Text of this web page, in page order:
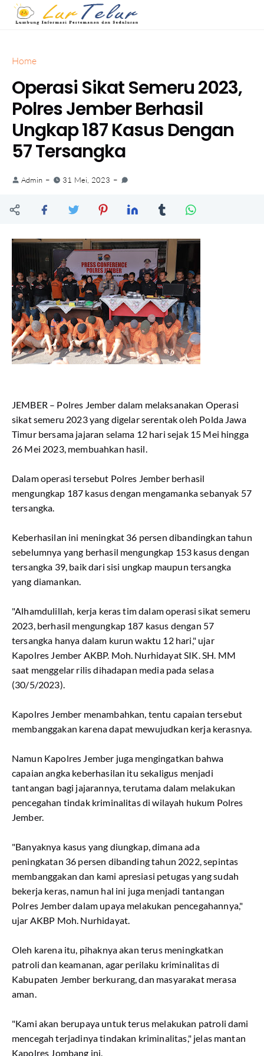
Home
Operasi Sikat Semeru 2023,
Polres Jember Berhasil
Ungkap 187 Kasus Dengan
57 Tersangka
Admin 31 Mei, 2023
JEMBER – Polres Jember dalam melaksanakan Operasi
sikat semeru 2023 yang digelar serentak oleh Polda Jawa
Timur bersama jajaran selama 12 hari sejak 15 Mei hingga
26 Mei 2023, membuahkan hasil.
Dalam operasi tersebut Polres Jember berhasil
mengungkap 187 kasus dengan mengamanka sebanyak 57
tersangka.
Keberhasilan ini meningkat 36 persen dibandingkan tahun
sebelumnya yang berhasil mengungkap 153 kasus dengan
tersangka 39, baik dari sisi ungkap maupun tersangka
yang diamankan.
"Alhamdulillah, kerja keras tim dalam operasi sikat semeru
2023, berhasil mengungkap 187 kasus dengan 57
tersangka hanya dalam kurun waktu 12 hari," ujar
Kapolres Jember AKBP. Moh. Nurhidayat SIK. SH. MM
saat menggelar rilis dihadapan media pada selasa
(30/5/2023).
Kapolres Jember menambahkan, tentu capaian tersebut
membanggakan karena dapat mewujudkan kerja kerasnya.
Namun Kapolres Jember juga mengingatkan bahwa
capaian angka keberhasilan itu sekaligus menjadi
tantangan bagi jajarannya, terutama dalam melakukan
pencegahan tindak kriminalitas di wilayah hukum Polres
Jember.
"Banyaknya kasus yang diungkap, dimana ada
peningkatan 36 persen dibanding tahun 2022, sepintas
membanggakan dan kami apresiasi petugas yang sudah
bekerja keras, namun hal ini juga menjadi tantangan
Polres Jember dalam upaya melakukan pencegahannya,"
ujar AKBP Moh. Nurhidayat.
Oleh karena itu, pihaknya akan terus meningkatkan
patroli dan keamanan, agar perilaku kriminalitas di
Kabupaten Jember berkurang, dan masyarakat merasa
aman.
"Kami akan berupaya untuk terus melakukan patroli dami
mencegah terjadinya tindakan kriminalitas," jelas mantan
Kapolres Jombang ini.